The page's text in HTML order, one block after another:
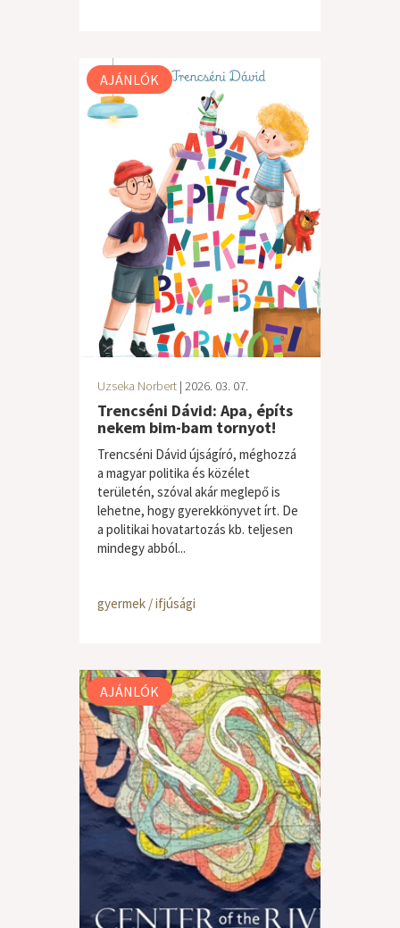
AJÁNLÓK
Uzseka Norbert | 2026. 03. 07.
Trencséni Dávid: Apa, építs
nekem bim-bam tornyot!
Trencséni Dávid újságíró, méghozzá
a magyar politika és közélet
területén, szóval akár meglepő is
lehetne, hogy gyerekkönyvet írt. De
a politikai hovatartozás kb. teljesen
mindegy abból...
gyermek / ifjúsági
AJÁNLÓK